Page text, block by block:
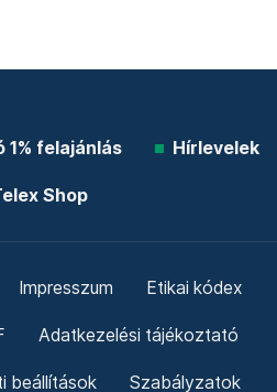
1% felajánlás Hírlevelek
Shop
Impresszum Etikai kódex
Adatkezelési tájékoztató
beállítások Szabályzatok